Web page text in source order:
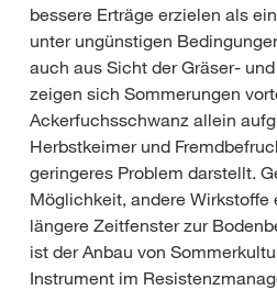
bessere Erträge erzielen als
unter ungünstigen
auch aus Sicht der Gräser-
zeigen sich Sommerungen
Ackerfuchsschwanz allein
Herbstkeimer und
geringeres Problem darstellt.
Möglichkeit, andere Wirkstoffe
längere Zeitfenster zur
ist der Anbau von
Instrument im